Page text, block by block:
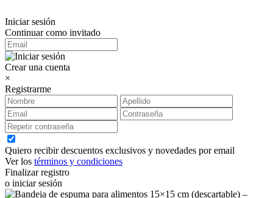
Iniciar sesión
Continuar como invitado
Crear una cuenta
×
Registrarme
Quiero recibir descuentos exclusivos y novedades por email
Ver los términos y condiciones
Finalizar registro
o iniciar sesión